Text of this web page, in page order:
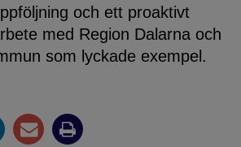
och ett proaktivt
med Region Dalarna och
som lyckade exempel.